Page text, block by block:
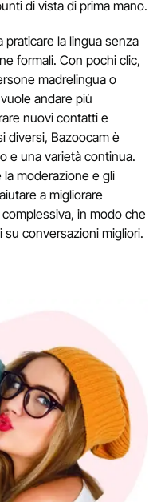
di vista di prima mano.
praticare la lingua senza
formali. Con pochi clic,
madrelingua o
andare più
nuovi contatti e
diversi, Bazoocam è
e una varietà continua.
moderazione e gli
a migliorare
in modo che
conversazioni migliori.